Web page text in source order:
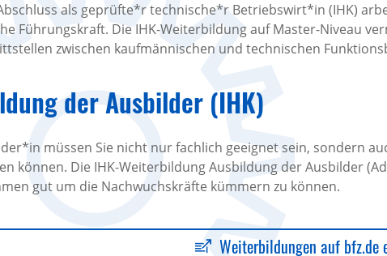
als geprüfte*r technische*r Betriebswirt*in (IHK)
Führungskraft. Die IHK-Weiterbildung auf Master-Niveau
zwischen kaufmännischen und technischen
der Ausbilder (IHK)
müssen Sie nicht nur fachlich geeignet sein, sondern
können. Die IHK-Weiterbildung Ausbildung der Ausbilder
gut um die Nachwuchskräfte kümmern zu können.
Weiterbildungen auf bfz.de